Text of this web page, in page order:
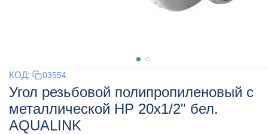
КОД: 03554
Угол резьбовой полипропиленовый с
металлической НР 20x1/2" бел.
AQUALINK